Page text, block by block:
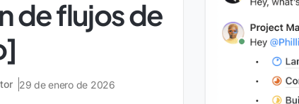
de flujos de
29 de enero de 2026